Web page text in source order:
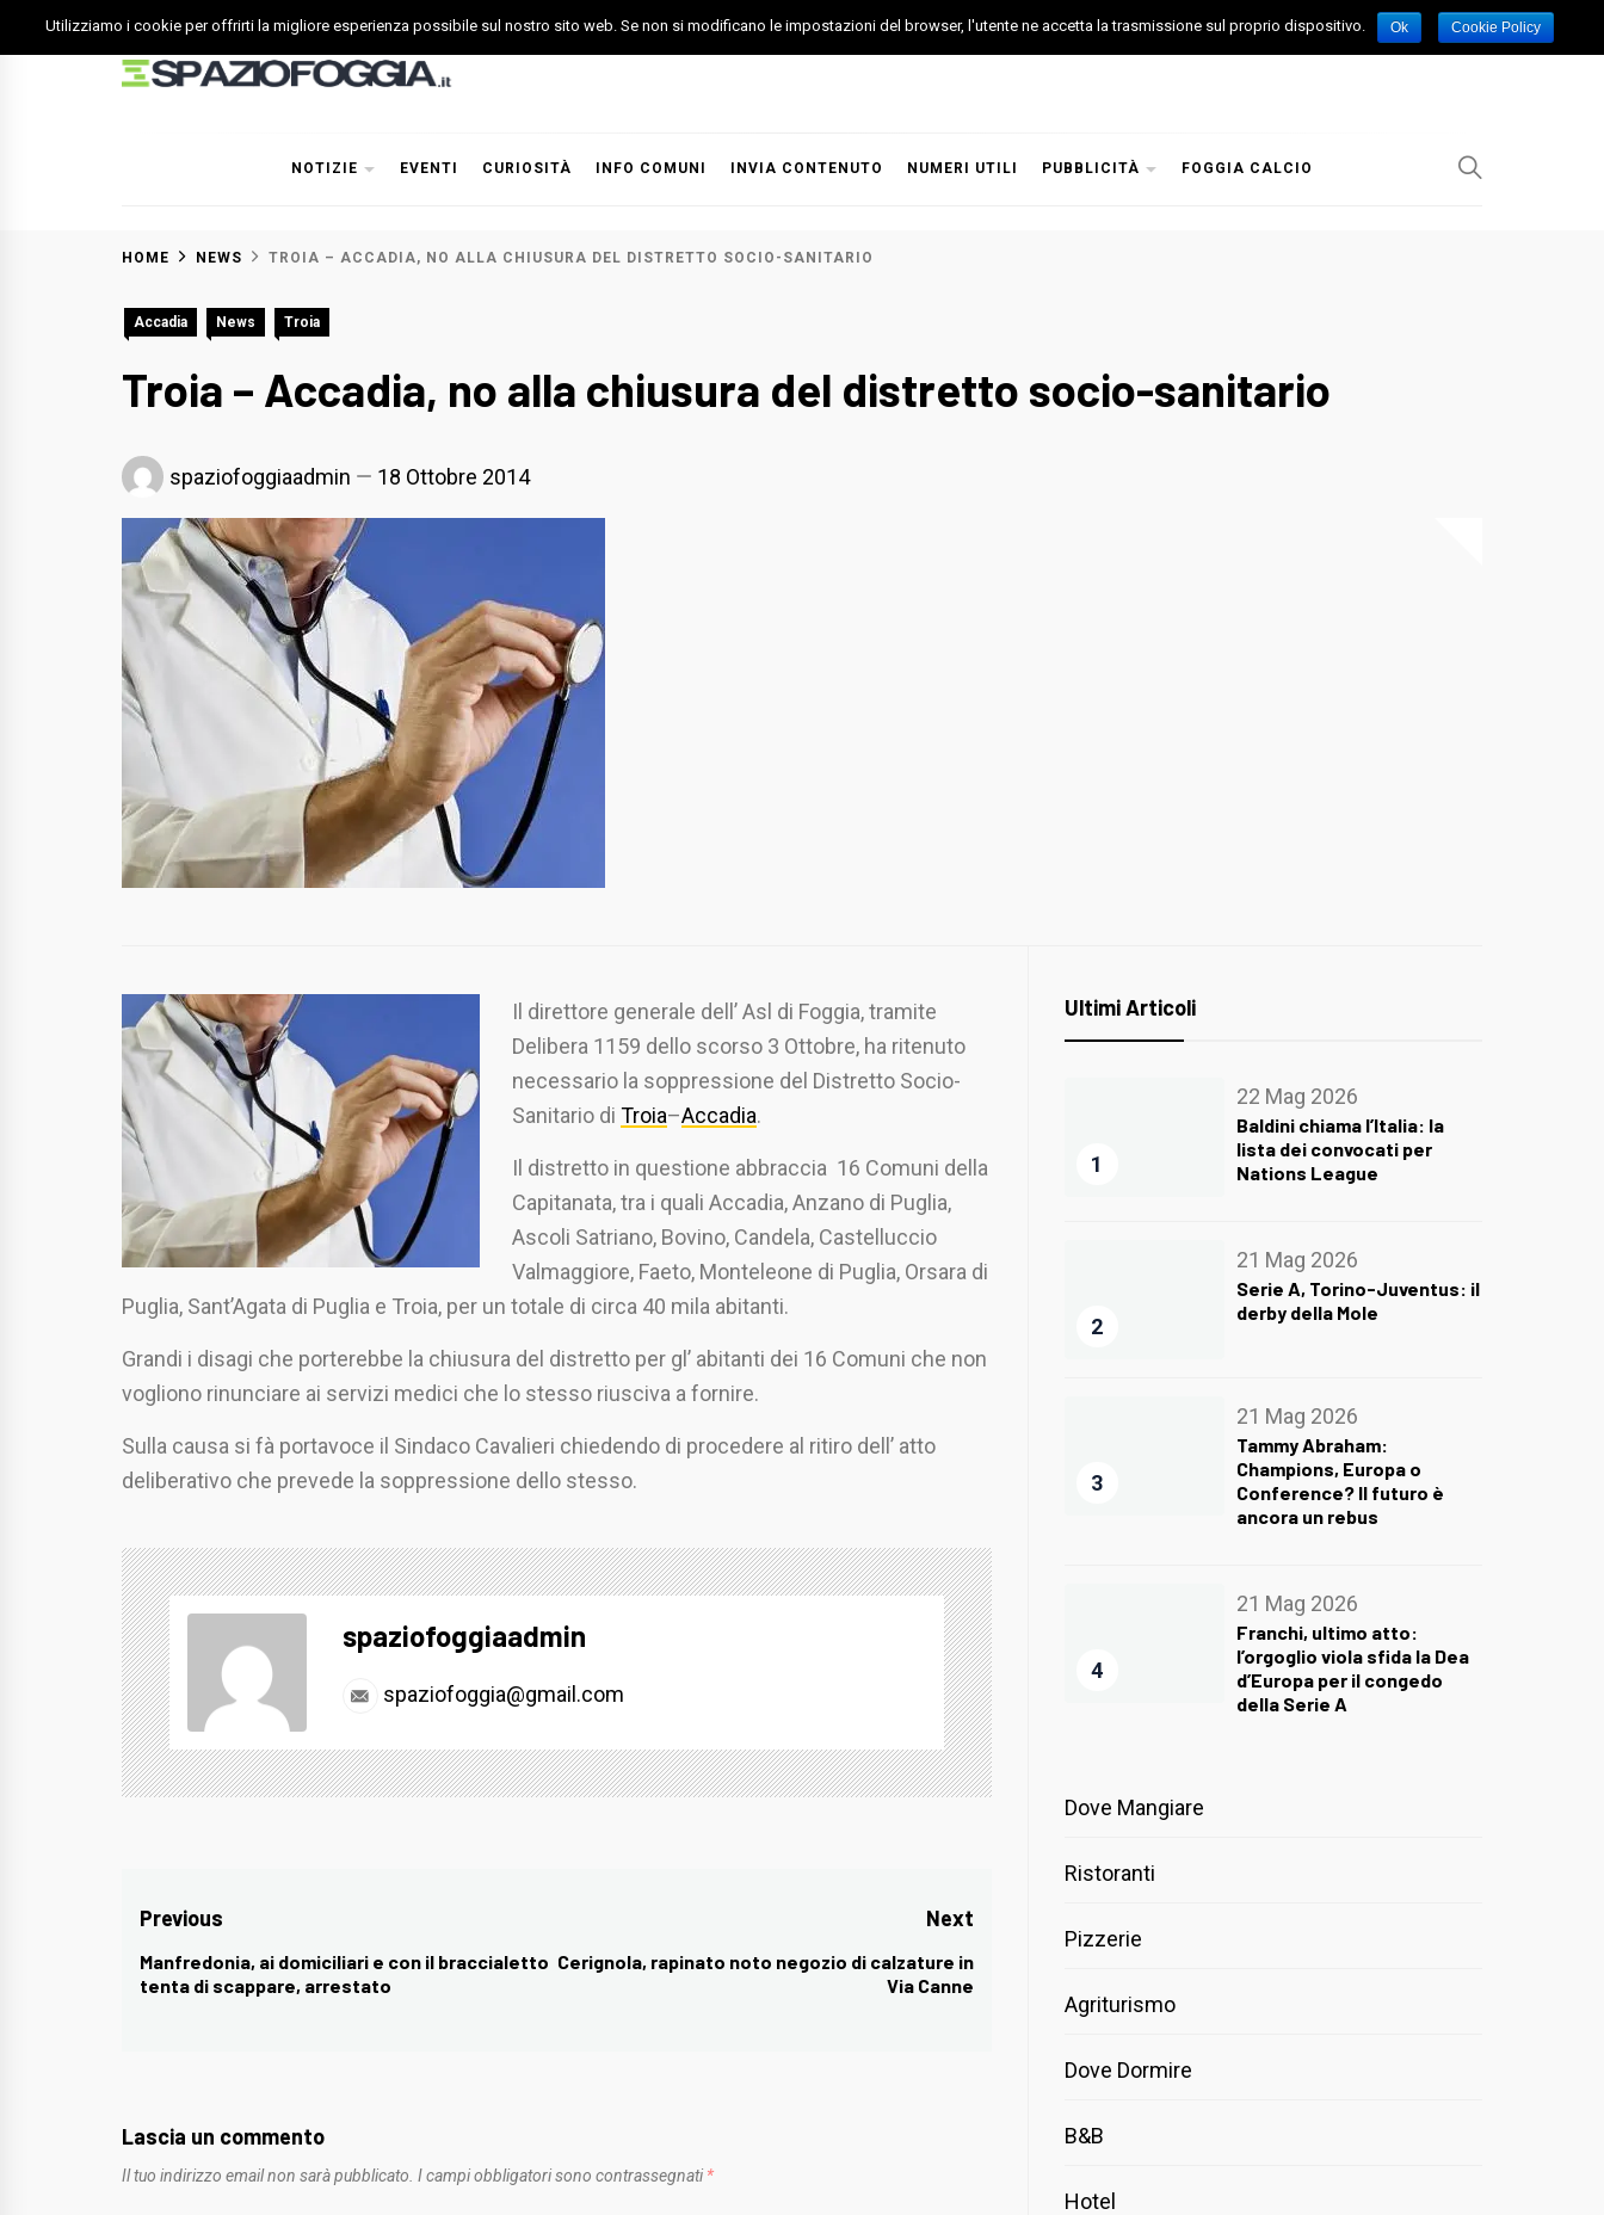
to
NOTIZIE EVENTI CURIOSITÀ INFO COMUNI INVIA CONTENUTO NUMERI UTILI PUBBLICITÀ FOGGIA CALCIO
HOME NEWS TROIA – ACCADIA, NO ALLA CHIUSURA DEL DISTRETTO SOCIO-SANITARIO
Accadia News Troia
Troia – Accadia, no alla chiusura del distretto socio-sanitario
spaziofoggiaadmin 18 Ottobre 2014
Il direttore generale dell’ Asl di Foggia, tramite
Delibera 1159 dello scorso 3 Ottobre, ha ritenuto
necessario la soppressione del Distretto Socio-
Sanitario di Troia–Accadia.
Il distretto in questione abbraccia 16 Comuni della
Capitanata, tra i quali Accadia, Anzano di Puglia,
Ascoli Satriano, Bovino, Candela, Castelluccio
Valmaggiore, Faeto, Monteleone di Puglia, Orsara di
Puglia, Sant’Agata di Puglia e Troia, per un totale di circa 40 mila abitanti.
Grandi i disagi che porterebbe la chiusura del distretto per gl’ abitanti dei 16 Comuni che non
vogliono rinunciare ai servizi medici che lo stesso riusciva a fornire.
Sulla causa si fà portavoce il Sindaco Cavalieri chiedendo di procedere al ritiro dell’ atto
deliberativo che prevede la soppressione dello stesso.
spaziofoggiaadmin
spaziofoggia@gmail.com
Navigazione
articoli
Previous
Previous
post:
Manfredonia, ai domiciliari e con il braccialetto
tenta di scappare, arrestato
Next
Next
Cerignola, rapinato noto negozio di calzature in
Via Canne
Lascia un commento
Il tuo indirizzo email non sarà pubblicato. I campi obbligatori sono contrassegnati *
Ultimi Articoli
1
22 Mag 2026
Baldini chiama l’Italia: la
lista dei convocati per
Nations League
2
21 Mag 2026
Serie A, Torino-Juventus: il
derby della Mole
3
21 Mag 2026
Tammy Abraham:
Champions, Europa o
Conference? Il futuro è
ancora un rebus
4
21 Mag 2026
Franchi, ultimo atto:
l’orgoglio viola sfida la Dea
d’Europa per il congedo
della Serie A
Dove Mangiare
Ristoranti
Pizzerie
Agriturismo
Dove Dormire
B&B
Hotel
Utilizziamo i cookie per offrirti la migliore esperienza possibile sul nostro sito web. Se non si modificano le impostazioni del browser, l'utente ne accetta la trasmissione sul proprio dispositivo. Ok Cookie Policy